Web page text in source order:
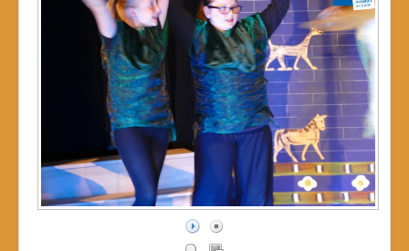
Das Projekt
Unterstützer